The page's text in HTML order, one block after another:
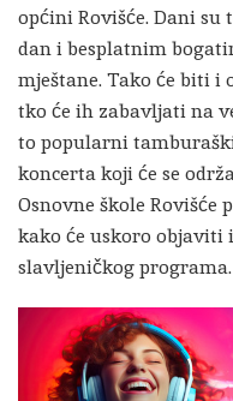
općini Rovišće. Dani su
dan i besplatnim
mještane. Tako će biti i
tko će ih zabavljati na
to popularni
koncerta koji će se
Osnovne škole Rovišće
kako će uskoro objaviti
slavljeničkog programa.